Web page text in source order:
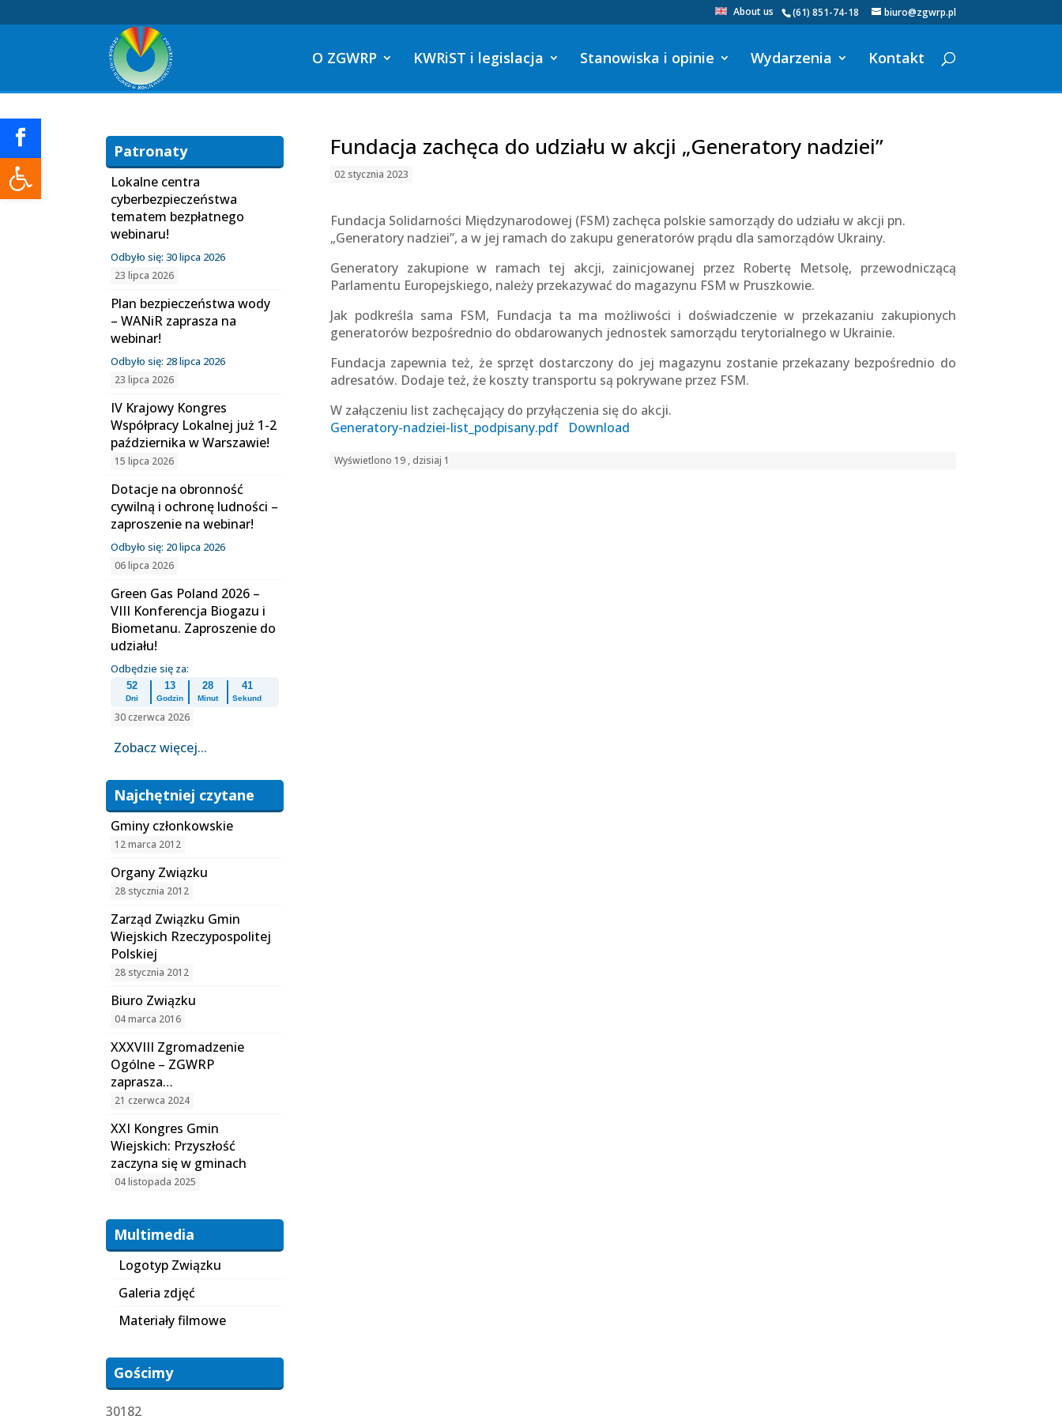
Otwórz pasek narzędzi
(61) 851-74-18 biuro@zgwrp.pl
About us
O ZGWRP KWRiST i legislacja Stanowiska i opinie Wydarzenia Kontakt
Fundacja zachęca do udziału w akcji „Generatory nadziei”
02 stycznia 2023
Fundacja Solidarności Międzynarodowej (FSM) zachęca polskie samorządy do udziału w akcji pn.
„Generatory nadziei”, a w jej ramach do zakupu generatorów prądu dla samorządów Ukrainy.
Generatory zakupione w ramach tej akcji, zainicjowanej przez Robertę Metsolę, przewodniczącą
Parlamentu Europejskiego, należy przekazywać do magazynu FSM w Pruszkowie.
Jak podkreśla sama FSM, Fundacja ta ma możliwości i doświadczenie w przekazaniu zakupionych
generatorów bezpośrednio do obdarowanych jednostek samorządu terytorialnego w Ukrainie.
Fundacja zapewnia też, że sprzęt dostarczony do jej magazynu zostanie przekazany bezpośrednio do
adresatów. Dodaje też, że koszty transportu są pokrywane przez FSM.
W załączeniu list zachęcający do przyłączenia się do akcji.
Generatory-nadziei-list_podpisany.pdf
Download
Wyświetlono 19 , dzisiaj 1
Patronaty
Lokalne centra
cyberbezpieczeństwa
tematem bezpłatnego
webinaru!
Odbyło się: 30 lipca 2026
23 lipca 2026
Plan bezpieczeństwa wody
– WANiR zaprasza na
webinar!
Odbyło się: 28 lipca 2026
23 lipca 2026
IV Krajowy Kongres
Współpracy Lokalnej już 1-2
października w Warszawie!
15 lipca 2026
Dotacje na obronność
cywilną i ochronę ludności –
zaproszenie na webinar!
Odbyło się: 20 lipca 2026
06 lipca 2026
Green Gas Poland 2026 –
VIII Konferencja Biogazu i
Biometanu. Zaproszenie do
udziału!
Odbędzie się za:
52
Dni
13
Godzin
28
Minut
41
Sekund
30 czerwca 2026
Zobacz więcej...
Najchętniej czytane
Gminy członkowskie
12 marca 2012
Organy Związku
28 stycznia 2012
Zarząd Związku Gmin
Wiejskich Rzeczypospolitej
Polskiej
28 stycznia 2012
Biuro Związku
04 marca 2016
XXXVIII Zgromadzenie
Ogólne – ZGWRP
zaprasza…
21 czerwca 2024
XXI Kongres Gmin
Wiejskich: Przyszłość
zaczyna się w gminach
04 listopada 2025
Multimedia
Logotyp Związku
Galeria zdjęć
Materiały filmowe
Gościmy
30182